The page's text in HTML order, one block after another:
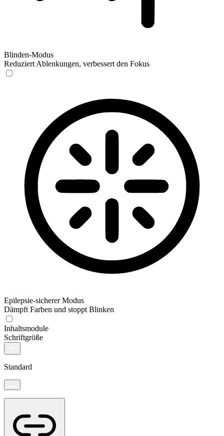
Blinden-Modus
Reduziert Ablenkungen, verbessert den Fokus
Epilepsie-sicherer Modus
Dämpft Farben und stoppt Blinken
Inhaltsmodule
Schriftgröße
Standard